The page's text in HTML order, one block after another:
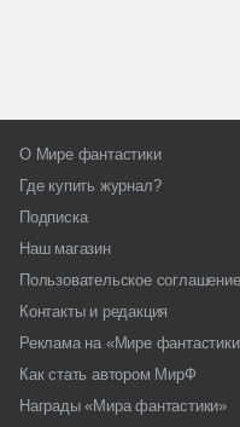
О Мире фантастики
Где купить журнал?
Подписка
Наш магазин
Пользовательское соглашение
Контакты и редакция
Реклама на «Мире
Как стать автором МирФ
Награды «Мира фантастики»